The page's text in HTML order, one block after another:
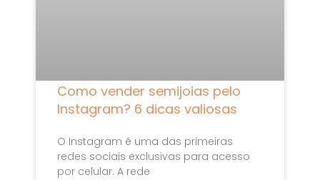
Como vender semijoias pelo
Instagram? 6 dicas valiosas
O Instagram é uma das primeiras
redes sociais exclusivas para acesso
por celular. A rede